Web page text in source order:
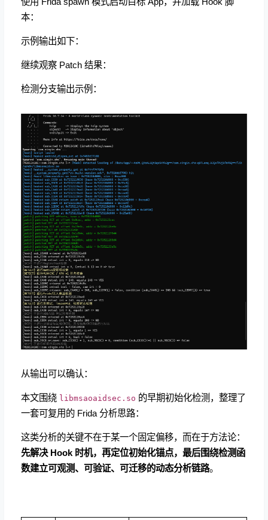
本：
示例输出如下：
继续观察 Patch 结果：
检测分支输出示例：
从输出可以确认：
本文围绕 libmsaoaidsec.so 的早期初始化检测，整理了
一套可复用的 Frida 分析思路：
这类分析的关键不在于某一个固定偏移，而在于方法论：
先解决 Hook 时机，再定位初始化锚点，最后围绕检测函
数建立可观测、可验证、可迁移的动态分析链路。